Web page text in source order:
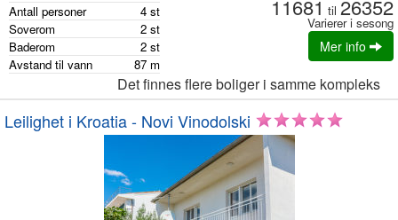
Antall personer 4 st
Soverom
2 st
Baderom
2 st
Avstand til vann
87 m
11681 til 26352
Varierer i sesong
Mer info
Det finnes flere boliger i samme kompleks
Leilighet i Kroatia - Novi Vinodolski